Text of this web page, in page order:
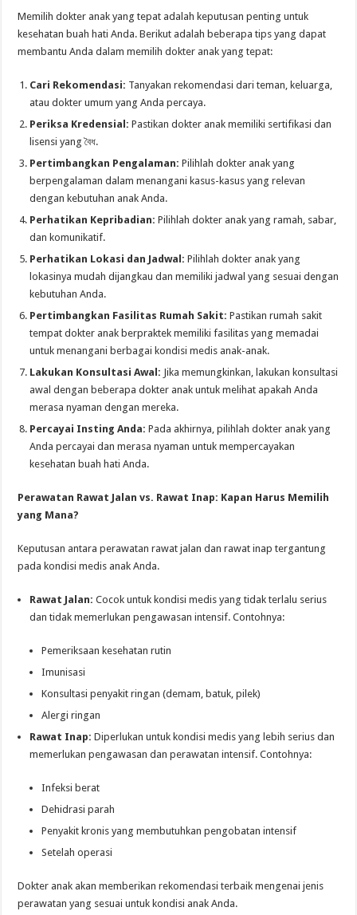
Memilih dokter anak yang tepat adalah keputusan penting untuk
kesehatan buah hati Anda. Berikut adalah beberapa tips yang dapat
membantu Anda dalam memilih dokter anak yang tepat:
Cari Rekomendasi: Tanyakan rekomendasi dari teman, keluarga,
atau dokter umum yang Anda percaya.
Periksa Kredensial: Pastikan dokter anak memiliki sertifikasi dan
lisensi yang বৈধ.
Pertimbangkan Pengalaman: Pilihlah dokter anak yang
berpengalaman dalam menangani kasus-kasus yang relevan
dengan kebutuhan anak Anda.
Perhatikan Kepribadian: Pilihlah dokter anak yang ramah, sabar,
dan komunikatif.
Perhatikan Lokasi dan Jadwal: Pilihlah dokter anak yang
lokasinya mudah dijangkau dan memiliki jadwal yang sesuai dengan
kebutuhan Anda.
Pertimbangkan Fasilitas Rumah Sakit: Pastikan rumah sakit
tempat dokter anak berpraktek memiliki fasilitas yang memadai
untuk menangani berbagai kondisi medis anak-anak.
Lakukan Konsultasi Awal: Jika memungkinkan, lakukan konsultasi
awal dengan beberapa dokter anak untuk melihat apakah Anda
merasa nyaman dengan mereka.
Percayai Insting Anda: Pada akhirnya, pilihlah dokter anak yang
Anda percayai dan merasa nyaman untuk mempercayakan
kesehatan buah hati Anda.
Perawatan Rawat Jalan vs. Rawat Inap: Kapan Harus Memilih
yang Mana?
Keputusan antara perawatan rawat jalan dan rawat inap tergantung
pada kondisi medis anak Anda.
Rawat Jalan: Cocok untuk kondisi medis yang tidak terlalu serius
dan tidak memerlukan pengawasan intensif. Contohnya:
Pemeriksaan kesehatan rutin
Imunisasi
Konsultasi penyakit ringan (demam, batuk, pilek)
Alergi ringan
Rawat Inap: Diperlukan untuk kondisi medis yang lebih serius dan
memerlukan pengawasan dan perawatan intensif. Contohnya:
Infeksi berat
Dehidrasi parah
Penyakit kronis yang membutuhkan pengobatan intensif
Setelah operasi
Dokter anak akan memberikan rekomendasi terbaik mengenai jenis
perawatan yang sesuai untuk kondisi anak Anda.